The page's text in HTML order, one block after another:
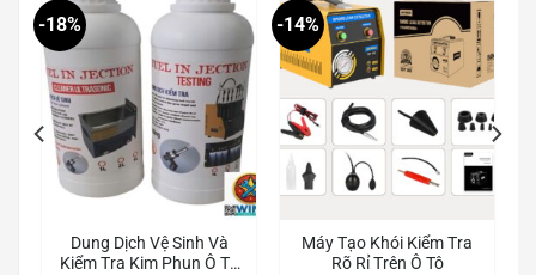
-18%
Dung Dịch Vệ Sinh Và
Kiểm Tra Kim Phun Ô Tô
-14%
Máy Tạo Khói Kiểm Tra
Rõ Rỉ Trên Ô Tô